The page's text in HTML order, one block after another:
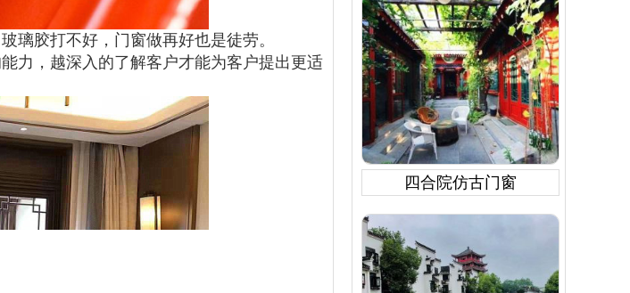
璃胶打不好，门窗做再好也是徒劳。
力，越深入的了解客户才能为客户提出更适
四合院仿古门窗